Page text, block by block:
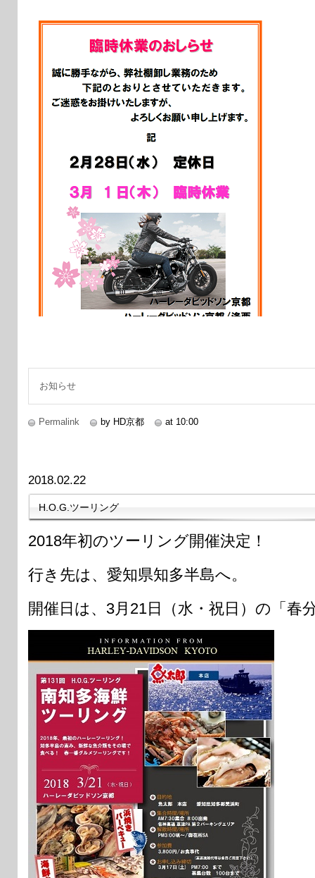
お知らせ
Permalink by HD京都 at 10:00
2018.02.22
H.O.G.ツーリング
2018年初のツーリング開催決定！
行き先は、愛知県知多半島へ。
開催日は、3月21日（水・祝日）の「春